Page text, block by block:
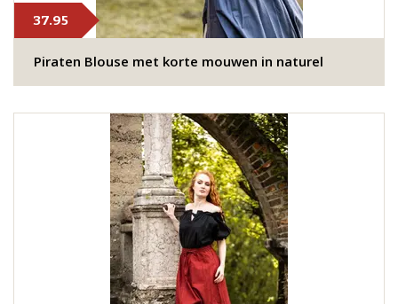
37.95
Piraten Blouse met korte mouwen in naturel